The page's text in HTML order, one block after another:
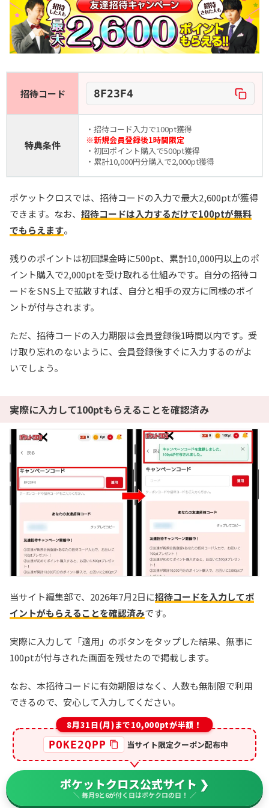
LINEクーポンで最大90%OFF
毎日無料ガチャが引ける
還元率100％超えの時限オリパが熱い！
オリくじ公式サイトを見る
1周年記念イベント開催中！
新規登録限定で最大90％OFF
新規限定5種類のアド確が引ける
TORAオリパ公式サイトを見る
招待コード 8F23F4
特典条件
・招待コード入力で100pt獲得
※新規会員登録後1時間限定
・初回ポイント購入で500pt獲得
・累計10,000円分購入で2,000pt獲得
ポケットクロスでは、招待コードの入力で最大2,600ptが獲得
できます。なお、 招待コードは入力するだけで100ptが無料
でもらえます。
残りのポイントは初回課金時に500pt、累計10,000円以上のポ
イント購入で2,000ptを受け取れる仕組みです。自分の招待コ
ードをSNS上で拡散すれば、自分と相手の双方に同様のポイ
ントが付与されます。
ただ、招待コードの入力期限は会員登録後1時間以内です。受
け取り忘れのないように、会員登録後すぐに入力するのがよ
いでしょう。
実際に入力して100ptもらえることを確認済み
当サイト編集部で、2026年7月2日に招待コードを入力してポ
イントがもらえることを確認済みです。
実際に入力して「適用」のボタンをタップした結果、無事に
100ptが付与された画面を残せたので掲載します。
なお、本招待コードに有効期限はなく、人数も無制限で利用
できるので、安心して入力してください。
8月31日(月)まで10,000ptが半額！
POKE2QPP 当サイト限定クーポン配布中
ポケットクロス公式サイト ❯
＼ 毎月9と6が付く日はポケクロの日！ ／